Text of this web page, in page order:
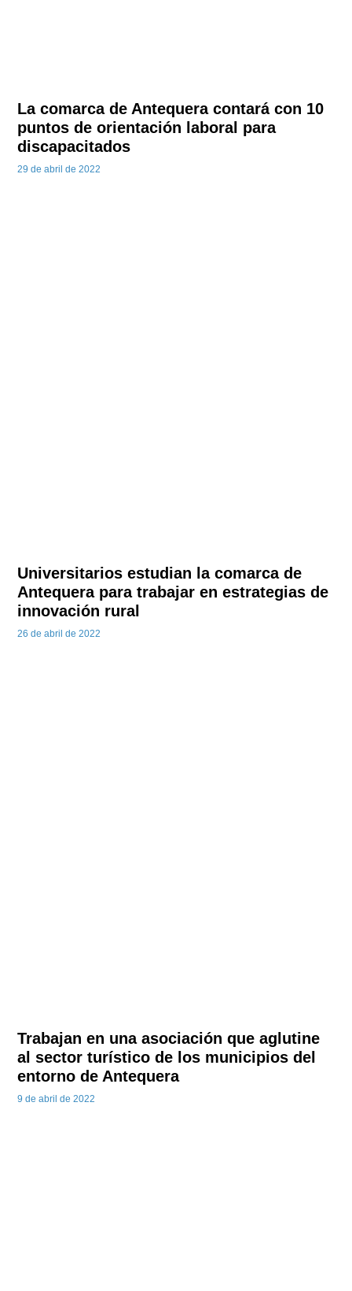
La comarca de Antequera contará con 10
puntos de orientación laboral para
discapacitados
29 de abril de 2022
Universitarios estudian la comarca de
Antequera para trabajar en estrategias de
innovación rural
26 de abril de 2022
Trabajan en una asociación que aglutine
al sector turístico de los municipios del
entorno de Antequera
9 de abril de 2022